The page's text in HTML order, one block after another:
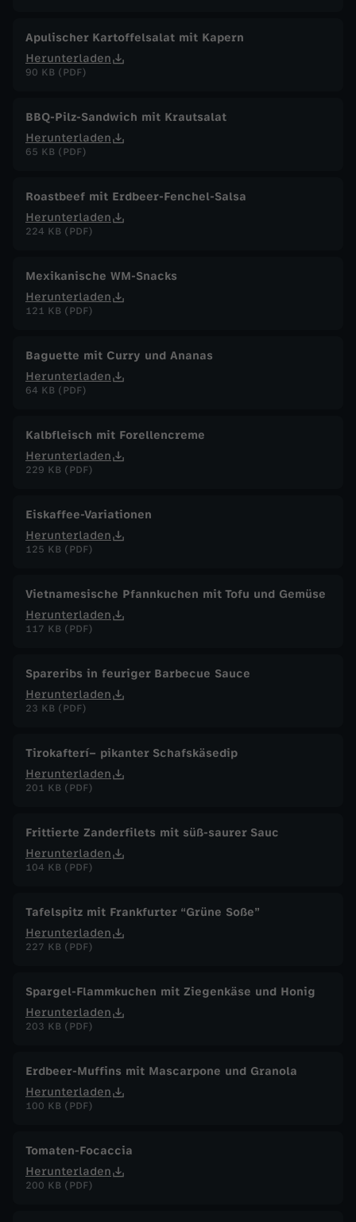
Apulischer Kartoffelsalat mit Kapern
Herunterladen
90 KB (PDF)
BBQ-Pilz-Sandwich mit Krautsalat
Herunterladen
65 KB (PDF)
Roastbeef mit Erdbeer-Fenchel-Salsa
Herunterladen
224 KB (PDF)
Mexikanische WM-Snacks
Herunterladen
121 KB (PDF)
Baguette mit Curry und Ananas
Herunterladen
64 KB (PDF)
Kalbfleisch mit Forellencreme
Herunterladen
229 KB (PDF)
Eiskaffee-Variationen
Herunterladen
125 KB (PDF)
Vietnamesische Pfannkuchen mit Tofu und Gemüse
Herunterladen
117 KB (PDF)
Spareribs in feuriger Barbecue Sauce
Herunterladen
23 KB (PDF)
Tirokafterí– pikanter Schafskäsedip
Herunterladen
201 KB (PDF)
Frittierte Zanderfilets mit süß-saurer Sauc
Herunterladen
104 KB (PDF)
Tafelspitz mit Frankfurter “Grüne Soße”
Herunterladen
227 KB (PDF)
Spargel-Flammkuchen mit Ziegenkäse und Honig
Herunterladen
203 KB (PDF)
Erdbeer-Muffins mit Mascarpone und Granola
Herunterladen
100 KB (PDF)
Tomaten-Focaccia
Herunterladen
200 KB (PDF)